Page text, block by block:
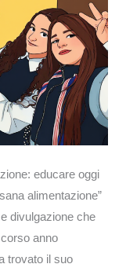
educare oggi
alimentazione”
divulgazione che
anno
trovato il suo